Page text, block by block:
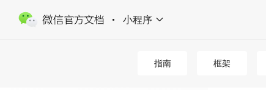
小程序
指南 框架